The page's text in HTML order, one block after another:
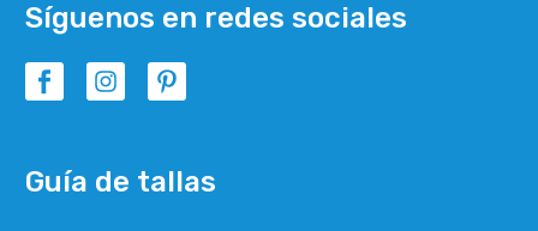
Síguenos en redes sociales
Guía de tallas